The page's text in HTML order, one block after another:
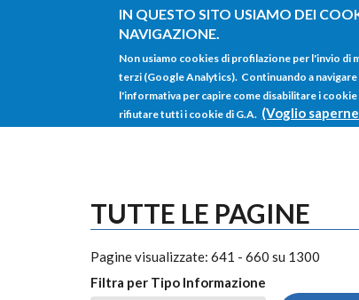
IN QUESTO SITO USIAMO DEI
NAVIGAZIONE.
Non usiamo cookies di profilazione per l'invio di
terzi (Google Analytics). Continuando a
l'informativa per capire come disabilitare i
rifiutare tutti i cookie di G.A. (Voglio
Salta al contenuto principale
TUTTE LE PAGINE
Pagine visualizzate: 641 - 660 su 1300
Filtra per Tipo Informazione